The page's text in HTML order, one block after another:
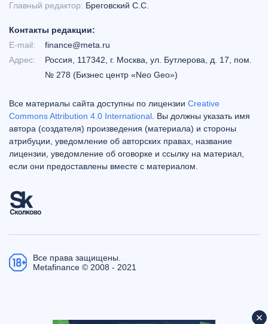
Главный редактор: Бреговский С.С.
Контакты редакции:
E-mail:
finance@meta.ru
Адрес:
Россия, 117342, г. Москва, ул. Бутлерова, д. 17, пом.
№ 278 (Бизнес центр «Neo Geo»)
Все материалы сайта доступны по лицензии Creative
Commons Attribution 4.0 International . Вы должны указать имя
автора (создателя) произведения (материала) и стороны
атрибуции, уведомление об авторских правах, название
лицензии, уведомление об оговорке и ссылку на материал,
если они предоставлены вместе с материалом.
Все права защищены.
Metafinance © 2008 - 2021